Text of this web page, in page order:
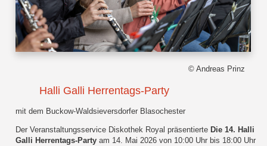
© Andreas Prinz
Halli Galli Herrentags-Party
mit dem Buckow-Waldsieversdorfer Blasochester
Der Veranstaltungsservice Diskothek Royal präsentierte Die 14. Halli
Galli Herrentags-Party am 14. Mai 2026 von 10:00 Uhr bis 18:00 Uhr